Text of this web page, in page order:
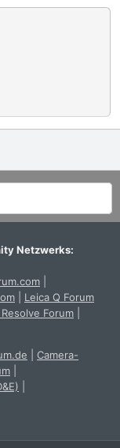
Netzwerks:
Leica Q Forum
Resolve Forum
Camera-